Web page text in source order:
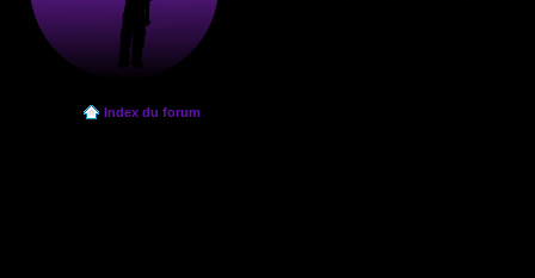
Index du forum